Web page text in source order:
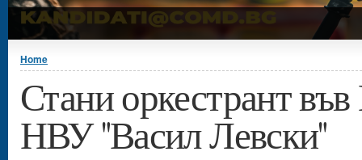
You are here
Home
Стани оркестрант
НВУ "Васил Левски"